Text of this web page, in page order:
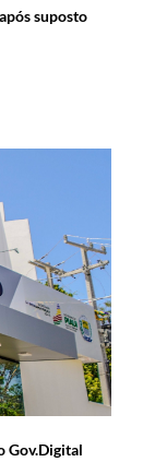
suposto
Gov.Digital